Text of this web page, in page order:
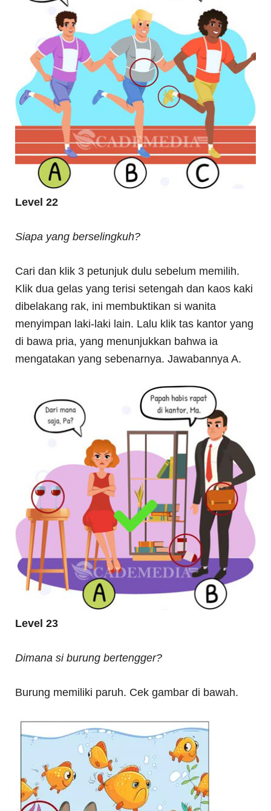
Level 22
Siapa yang berselingkuh?
Cari dan klik 3 petunjuk dulu sebelum memilih.
Klik dua gelas yang terisi setengah dan kaos kaki
dibelakang rak, ini membuktikan si wanita
menyimpan laki-laki lain. Lalu klik tas kantor yang
di bawa pria, yang menunjukkan bahwa ia
mengatakan yang sebenarnya. Jawabannya A.
Level 23
Dimana si burung bertengger?
Burung memiliki paruh. Cek gambar di bawah.